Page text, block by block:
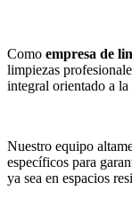
Como empresa de
limpiezas
integral orientado a
Nuestro equipo
específicos para
ya sea en espacios